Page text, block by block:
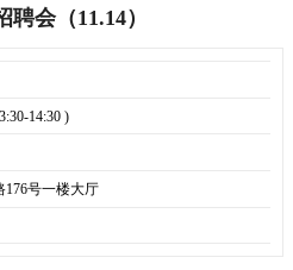
会（11.14）
14:30 )
176号一楼大厅